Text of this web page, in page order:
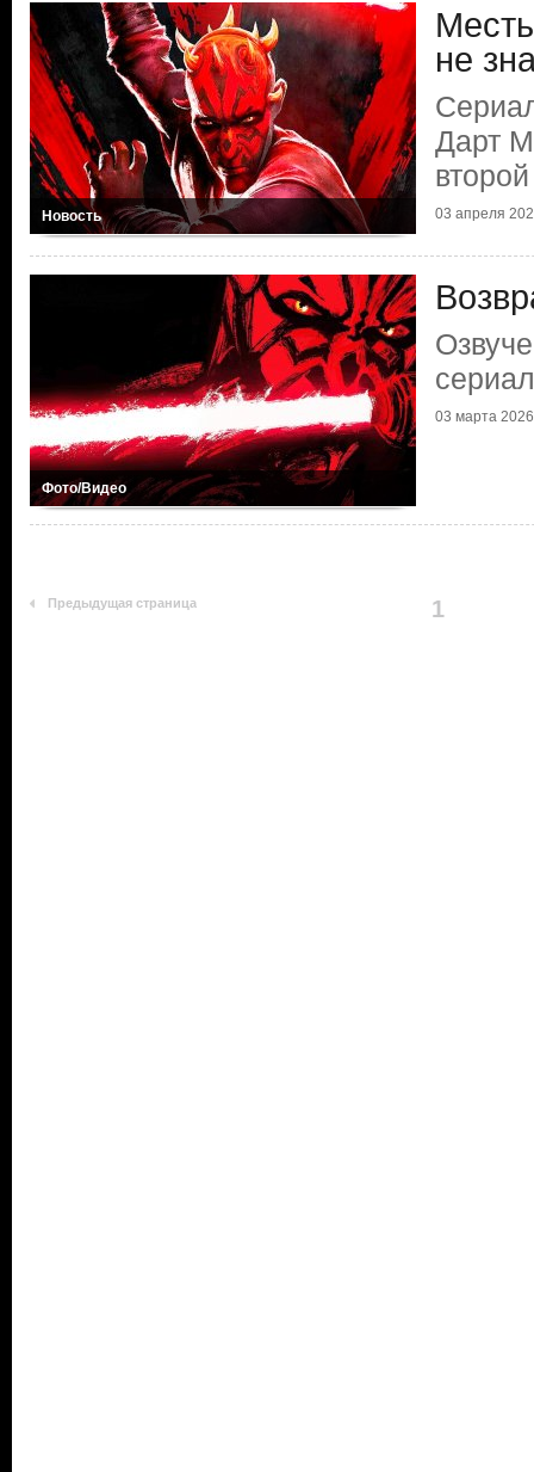
Новость
не
Дарт
03 апреля
Фото/Видео
03 марта 2026
Предыдущая страница 1